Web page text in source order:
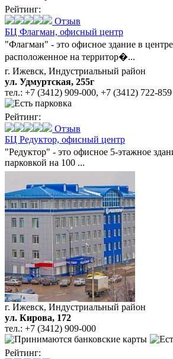
Рейтинг:
Отзыв
БЦ Флагман, офисный центр
"Флагман" - это офисное здание в
расположенное на территор�...
г. Ижевск, Индустриальный район
ул. Удмуртская, 255г
тел.: +7 (3412) 909-000, +7 (3412) 722-859
Рейтинг:
Отзыв
БЦ Редуктор, офисный центр
"Редуктор" - это офисное 5-этажное
парковкой на 100 ...
г. Ижевск, Индустриальный район
ул. Кирова, 172
тел.: +7 (3412) 909-000
Рейтинг: